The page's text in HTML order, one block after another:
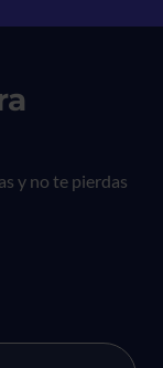
y no te pierdas